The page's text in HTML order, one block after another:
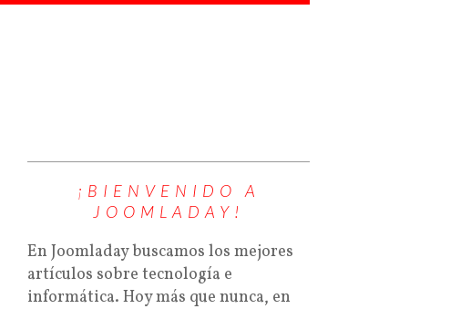
¡BIENVENIDO A
JOOMLADAY!
En Joomladay buscamos los mejores
artículos sobre tecnología e
informática. Hoy más que nunca, en